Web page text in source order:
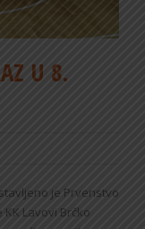
U 8.
je Prvenstvo
Lavovi Brčko